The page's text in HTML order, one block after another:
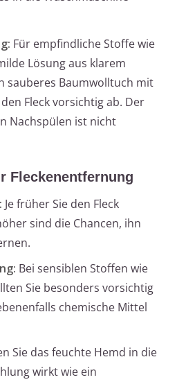
Für empfindliche Stoffe wie
Lösung aus klarem
sauberes Baumwolltuch mit
Fleck vorsichtig ab. Der
Nachspülen ist nicht
Fleckenentfernung
Je früher Sie den Fleck
sind die Chancen, ihn
Bei sensiblen Stoffen wie
Sie besonders vorsichtig
chemische Mittel
Sie das feuchte Hemd in die
wirkt wie ein